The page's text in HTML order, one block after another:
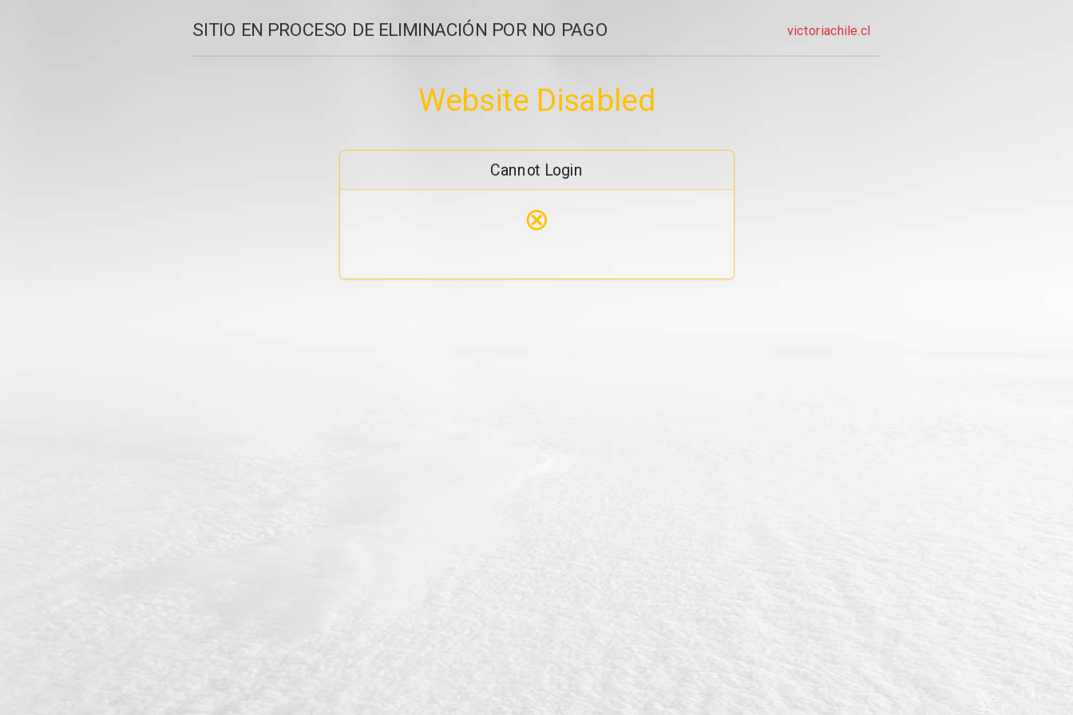
SITIO EN PROCESO DE ELIMINACIÓN POR NO PAGO victoriachile.cl
Website Disabled
Cannot Login
⊗